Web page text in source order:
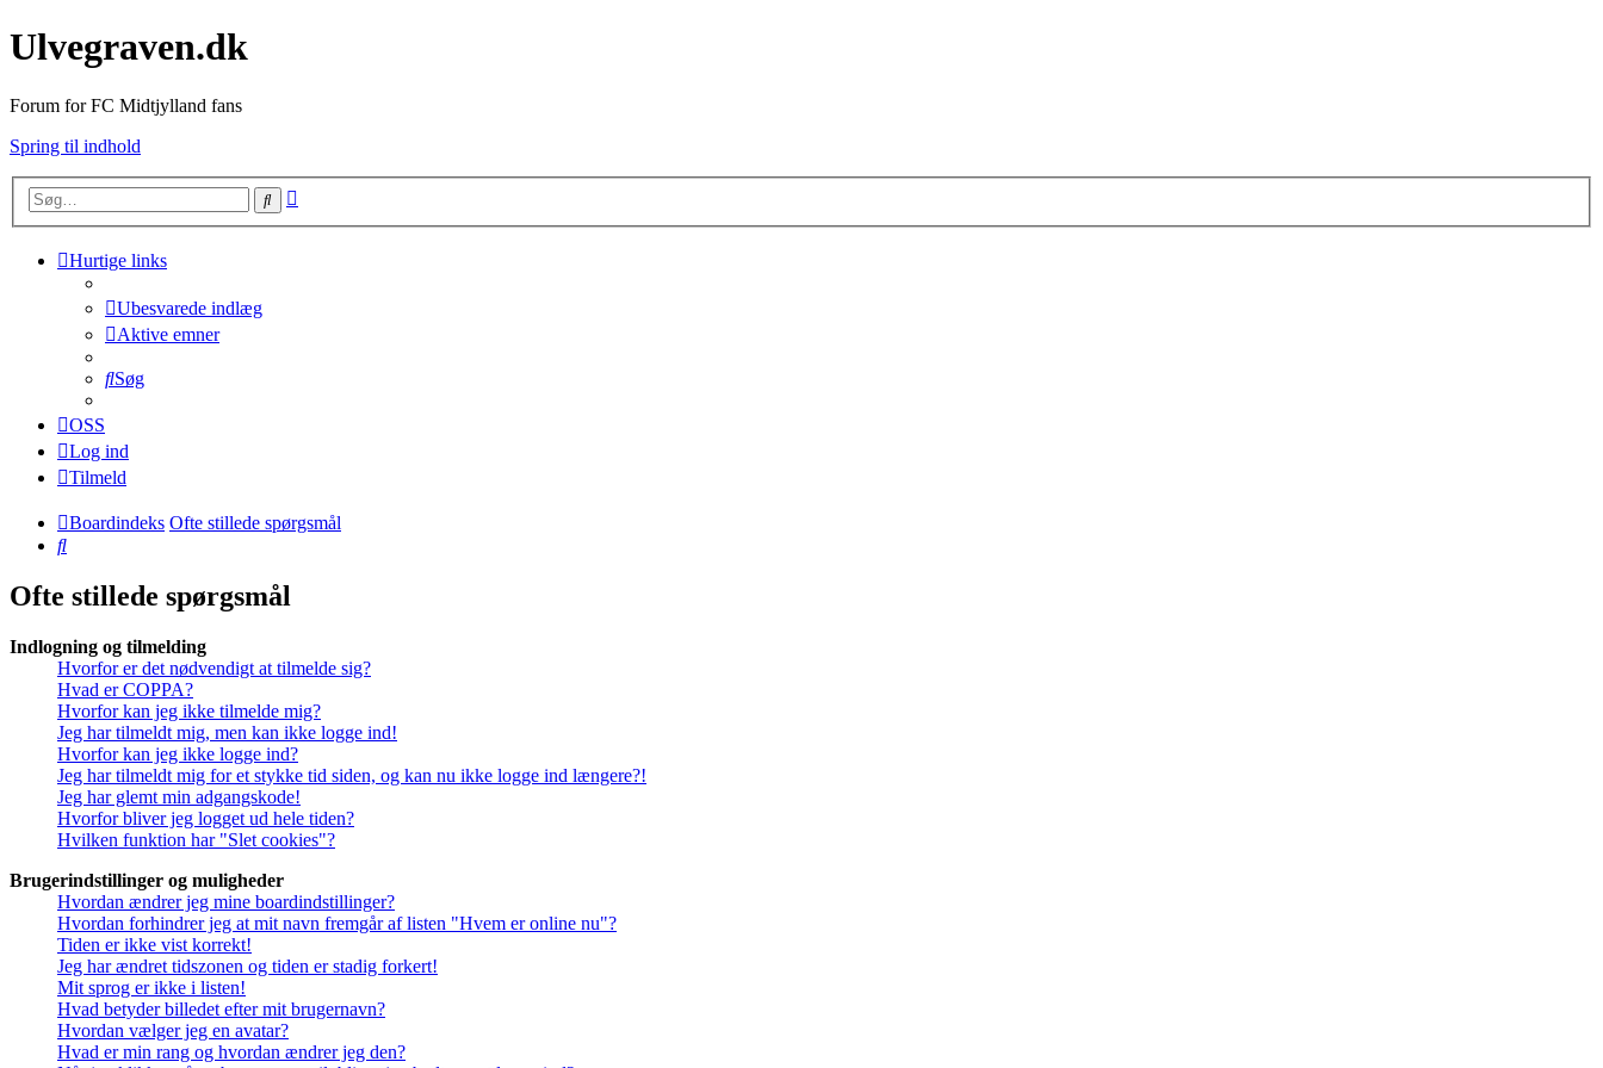
Ulvegraven.dk
Forum for FC Midtjylland fans
Spring til indhold
Søg
Hurtige links
Ubesvarede indlæg
Aktive emner
Søg
OSS
Log ind
Tilmeld
Boardindeks Ofte stillede spørgsmål
Søg
Ofte stillede spørgsmål
Indlogning og tilmelding
Hvorfor er det nødvendigt at tilmelde sig?
Hvad er COPPA?
Hvorfor kan jeg ikke tilmelde mig?
Jeg har tilmeldt mig, men kan ikke logge ind!
Hvorfor kan jeg ikke logge ind?
Jeg har tilmeldt mig for et stykke tid siden, og kan nu ikke logge ind længere?!
Jeg har glemt min adgangskode!
Hvorfor bliver jeg logget ud hele tiden?
Hvilken funktion har "Slet cookies"?
Brugerindstillinger og muligheder
Hvordan ændrer jeg mine boardindstillinger?
Hvordan forhindrer jeg at mit navn fremgår af listen "Hvem er online nu"?
Tiden er ikke vist korrekt!
Jeg har ændret tidszonen og tiden er stadig forkert!
Mit sprog er ikke i listen!
Hvad betyder billedet efter mit brugernavn?
Hvordan vælger jeg en avatar?
Hvad er min rang og hvordan ændrer jeg den?